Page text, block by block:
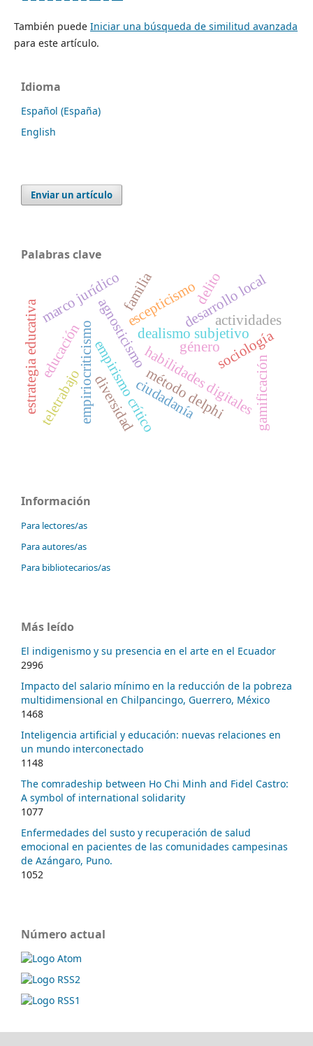
También puede Iniciar una búsqueda de similitud avanzada
para este artículo.
Idioma
Español (España)
English
Enviar un artículo
Palabras clave
empiriocriticismoempirismo crítico
dealismo subjetivo
escepticismo
agnosticismo
habilidades digitales
marco jurídico
teletrabajo
desarrollo local
sociología
educación
estrategia educativa
familia
método delphi
ciudadanía gamificación
diversidad
género
actividades
delito
Información
Para lectores/as
Para autores/as
Para bibliotecarios/as
Más leído
El indigenismo y su presencia en el arte en el Ecuador
2996
Impacto del salario mínimo en la reducción de la pobreza
multidimensional en Chilpancingo, Guerrero, México
1468
Inteligencia artificial y educación: nuevas relaciones en
un mundo interconectado
1148
The comradeship between Ho Chi Minh and Fidel Castro:
A symbol of international solidarity
1077
Enfermedades del susto y recuperación de salud
emocional en pacientes de las comunidades campesinas
de Azángaro, Puno.
1052
Número actual